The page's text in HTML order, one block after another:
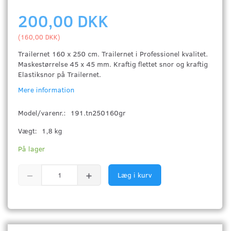
200,00 DKK
(160,00 DKK)
Trailernet 160 x 250 cm. Trailernet i Professionel kvalitet.
Maskestørrelse 45 x 45 mm. Kraftig flettet snor og kraftig
Elastiksnor på Trailernet.
Mere information
Model/varenr.:
191.tn250160gr
Vægt:
1,8 kg
På lager
Læg i kurv